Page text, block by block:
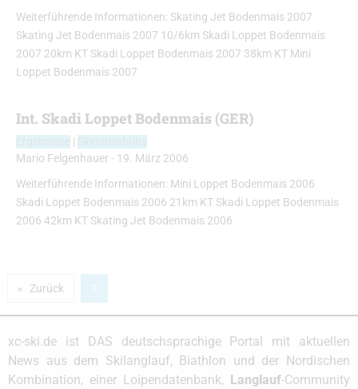
Weiterführende Informationen: Skating Jet Bodenmais 2007
Skating Jet Bodenmais 2007 10/6km Skadi Loppet Bodenmais
2007 20km KT Skadi Loppet Bodenmais 2007 38km KT Mini
Loppet Bodenmais 2007
Int. Skadi Loppet Bodenmais (GER)
|
Mario Felgenhauer - 19. März 2006
Weiterführende Informationen: Mini Loppet Bodenmais 2006
Skadi Loppet Bodenmais 2006 21km KT Skadi Loppet Bodenmais
2006 42km KT Skating Jet Bodenmais 2006
Zurück 7
xc-ski.de ist DAS deutschsprachige Portal mit aktuellen
News aus dem Skilanglauf, Biathlon und der Nordischen
Kombination, einer Loipendatenbank,
Langlauf-Community